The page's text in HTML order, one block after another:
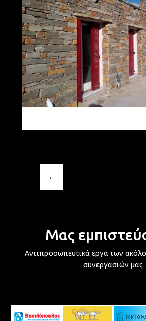
←
Μας
Αντιπροσωπευτικά έργα των
συνεργασιών μας